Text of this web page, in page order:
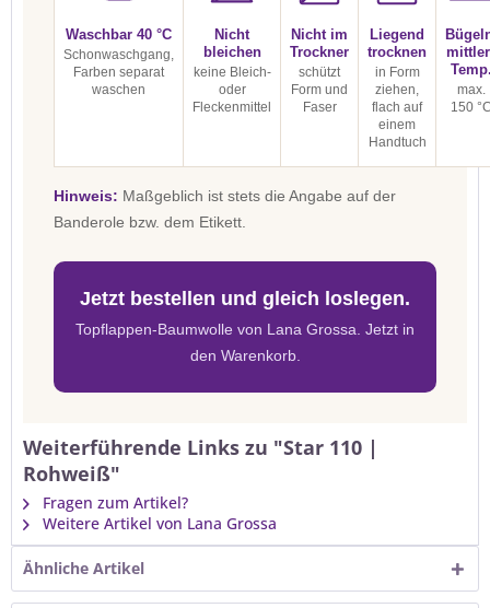
Waschbar 40 °C
Schonwaschgang,
Farben separat
waschen
Nicht
bleichen
keine Bleich-
oder
Fleckenmittel
Nicht im
Trockner
schützt
Form und
Faser
Liegend
trocknen
in Form
ziehen,
flach auf
einem
Handtuch
max.
150
Hinweis: Maßgeblich ist stets die Angabe auf der
Banderole bzw. dem Etikett.
Jetzt bestellen und gleich loslegen.
Topflappen-Baumwolle von Lana Grossa. Jetzt in
den Warenkorb.
Weiterführende Links zu "Star 110 |
Rohweiß"
Fragen zum Artikel?
Weitere Artikel von Lana Grossa
Ähnliche Artikel